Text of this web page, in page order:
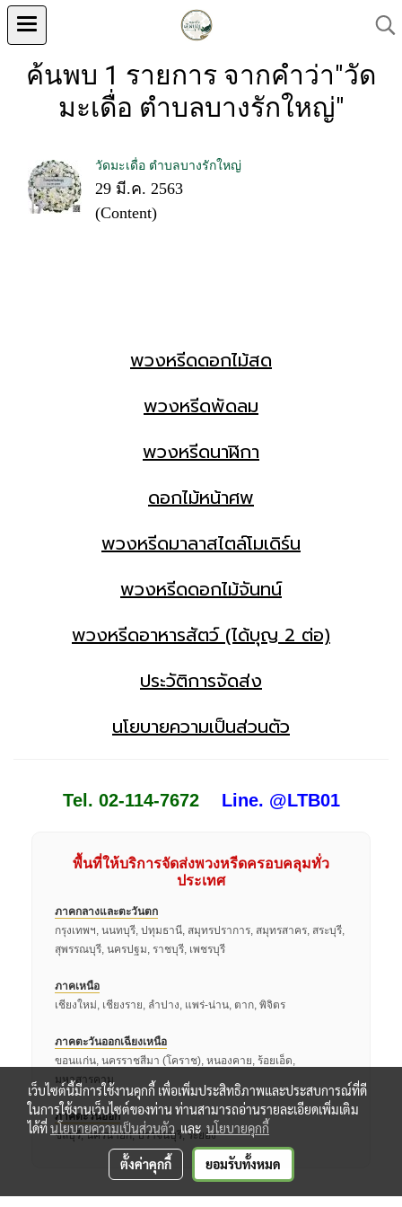
ค้นพบ 1 รายการ จากคำว่า"วัด
มะเดื่อ ตำบลบางรักใหญ่"
วัดมะเดื่อ ตำบลบางรักใหญ่
29 มี.ค. 2563
(Content)
พวงหรีดดอกไม้สด
พวงหรีดพัดลม
พวงหรีดนาฬิกา
ดอกไม้หน้าศพ
พวงหรีดมาลาสไตล์โมเดิร์น
พวงหรีดดอกไม้จันทน์
พวงหรีดอาหารสัตว์ (ได้บุญ 2 ต่อ)
ประวัติการจัดส่ง
นโยบายความเป็นส่วนตัว
Tel. 02-114-7672 Line. @LTB01
พื้นที่ให้บริการจัดส่งพวงหรีดครอบคลุมทั่ว
ประเทศ
ภาคกลางและตะวันตก
กรุงเทพฯ, นนทบุรี, ปทุมธานี, สมุทรปราการ, สมุทรสาคร, สระบุรี,
สุพรรณบุรี, นครปฐม, ราชบุรี, เพชรบุรี
ภาคเหนือ
เชียงใหม่, เชียงราย, ลำปาง, แพร่-น่าน, ตาก, พิจิตร
ภาคตะวันออกเฉียงเหนือ
ขอนแก่น, นครราชสีมา (โคราช), หนองคาย, ร้อยเอ็ด,
มหาสารคาม
ภาคตะวันออก
ชลบุรี, นครนายก, ปราจีนบุรี, ระยอง
เว็บไซต์นี้มีการใช้งานคุกกี้ เพื่อเพิ่มประสิทธิภาพและประสบการณ์ที่ดี
ในการใช้งานเว็บไซต์ของท่าน ท่านสามารถอ่านรายละเอียดเพิ่มเติม
ได้ที่นโยบายความเป็นส่วนตัวและ นโยบายคุกกี้
ตั้งค่าคุกกี้ ยอมรับทั้งหมด